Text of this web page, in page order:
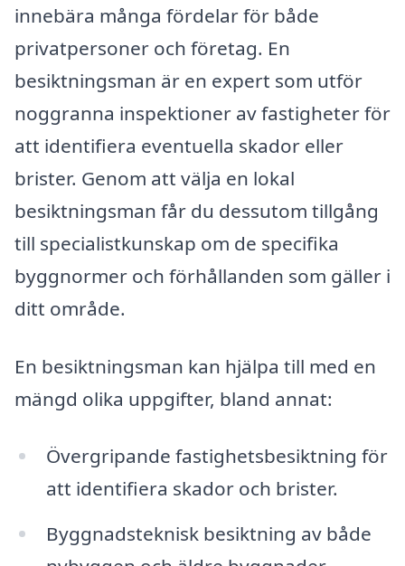
innebära många fördelar för både
privatpersoner och företag. En
besiktningsman är en expert som utför
noggranna inspektioner av fastigheter för
att identifiera eventuella skador eller
brister. Genom att välja en lokal
besiktningsman får du dessutom tillgång
till specialistkunskap om de specifika
byggnormer och förhållanden som gäller i
ditt område.
En besiktningsman kan hjälpa till med en
mängd olika uppgifter, bland annat:
Övergripande fastighetsbesiktning för
att identifiera skador och brister.
Byggnadsteknisk besiktning av både